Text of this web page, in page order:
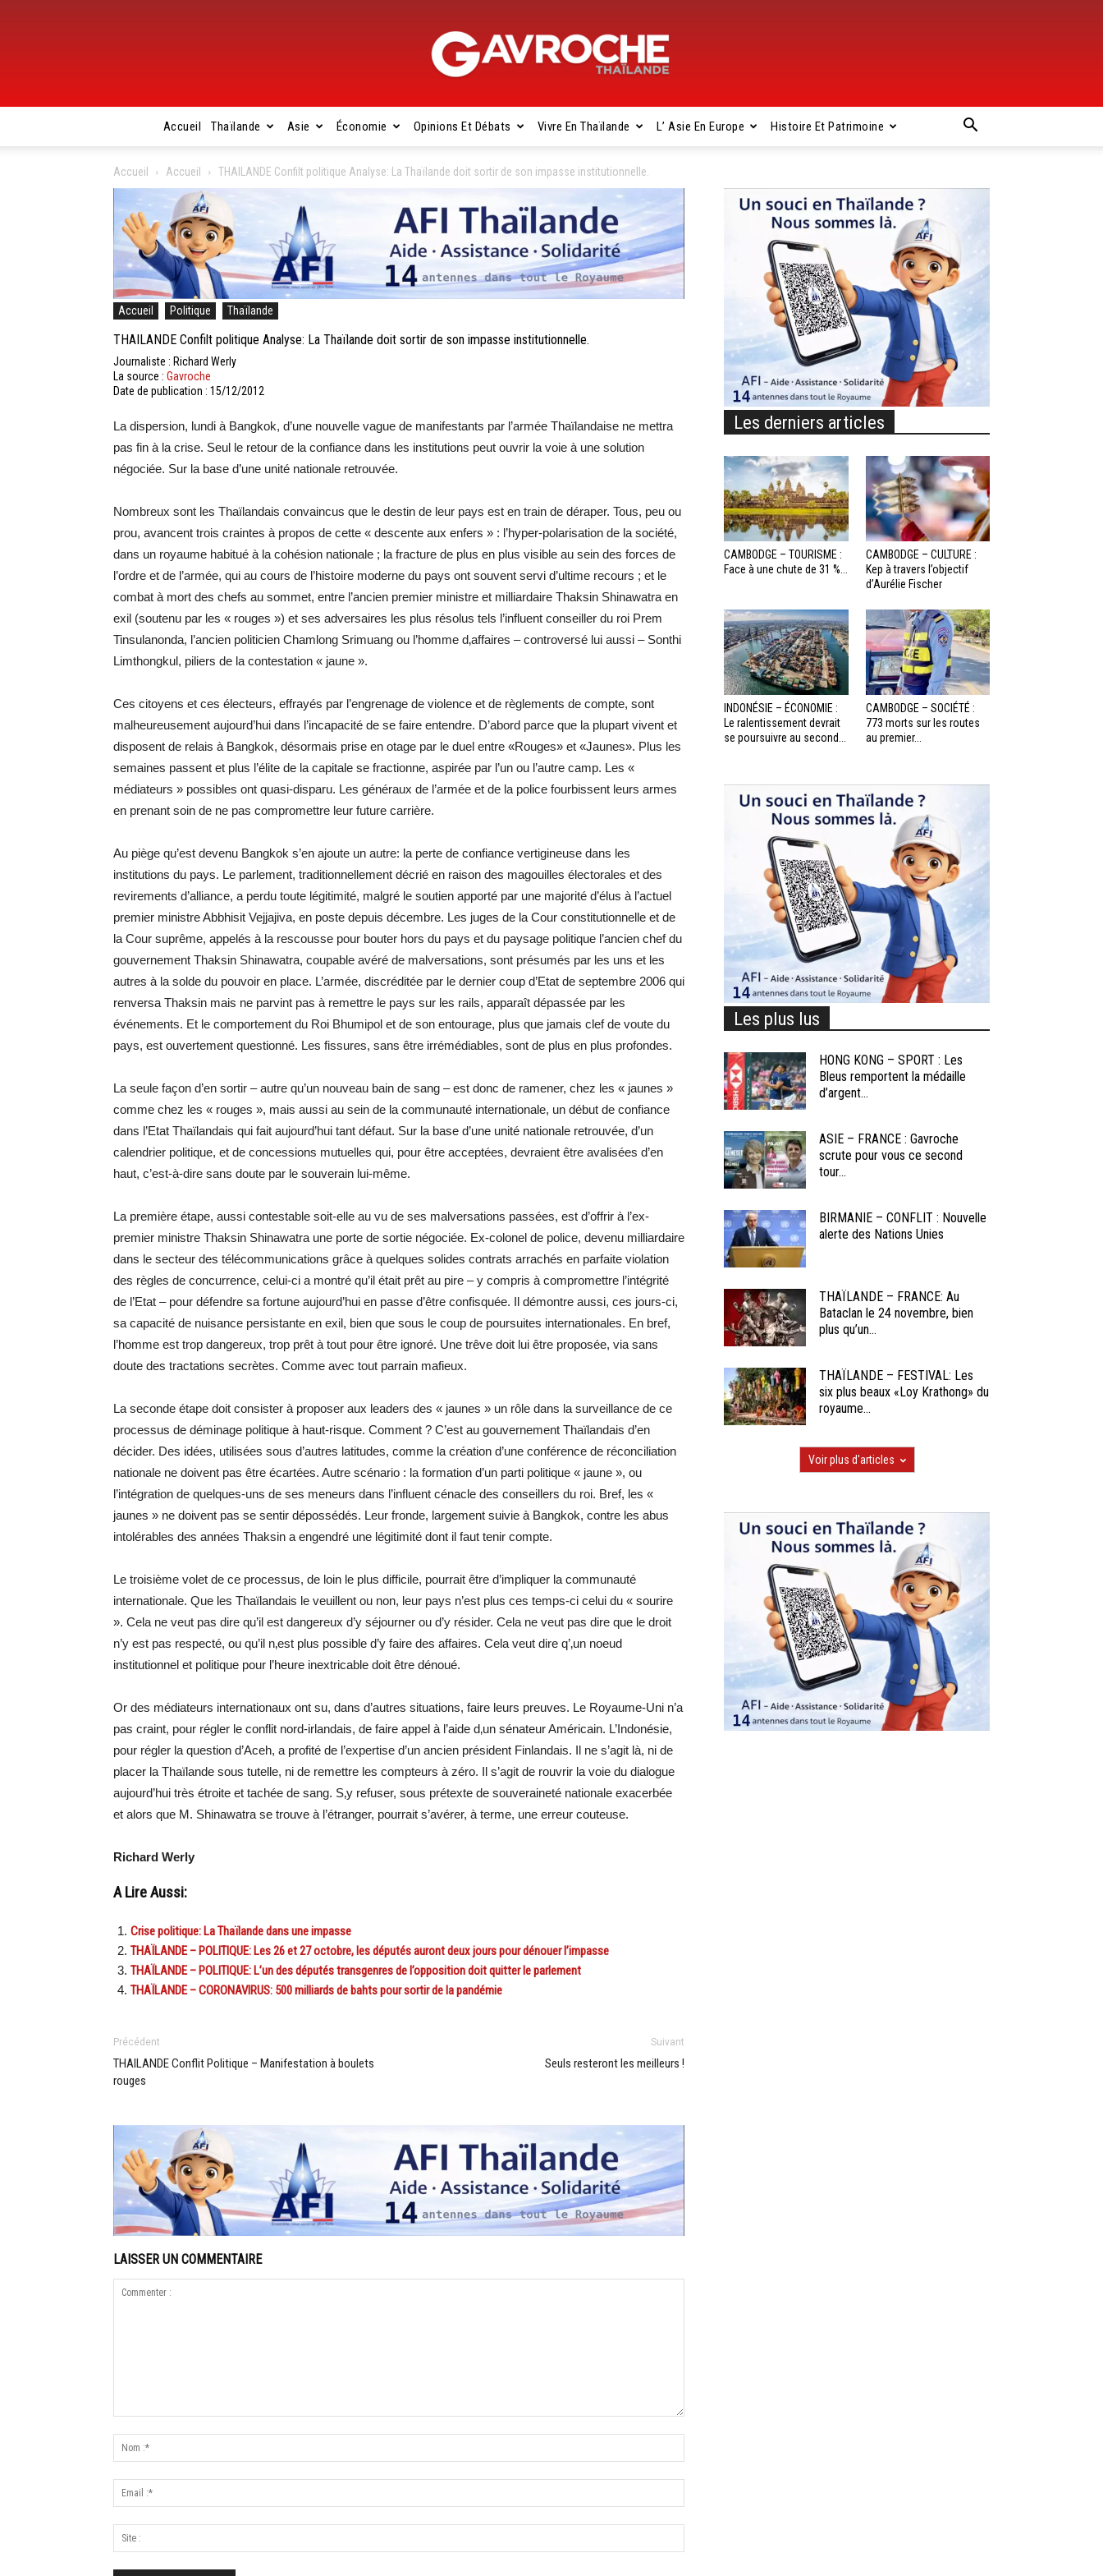
Gavroche
Thaïlande
Accueil Thaïlande Asie Économie Opinions Et Débats Vivre En Thaïlande L’ Asie En Europe Histoire Et Patrimoine
Accueil Accueil THAILANDE Confilt politique Analyse: La Thaïlande doit sortir de son impasse institutionnelle.
Accueil Politique Thaïlande
THAILANDE Confilt politique Analyse: La Thaïlande doit sortir de son impasse institutionnelle.
Journaliste : Richard Werly
La source : Gavroche
Date de publication : 15/12/2012
La dispersion, lundi à Bangkok, d’une nouvelle vague de manifestants par l’armée Thaïlandaise ne mettra
pas fin à la crise. Seul le retour de la confiance dans les institutions peut ouvrir la voie à une solution
négociée. Sur la base d’une unité nationale retrouvée.
Nombreux sont les Thaïlandais convaincus que le destin de leur pays est en train de déraper. Tous, peu ou
prou, avancent trois craintes à propos de cette « descente aux enfers » : l’hyper-polarisation de la société,
dans un royaume habitué à la cohésion nationale ; la fracture de plus en plus visible au sein des forces de
l’ordre et de l’armée, qui au cours de l’histoire moderne du pays ont souvent servi d’ultime recours ; et le
combat à mort des chefs au sommet, entre l’ancien premier ministre et milliardaire Thaksin Shinawatra en
exil (soutenu par les « rouges ») et ses adversaires les plus résolus tels l’influent conseiller du roi Prem
Tinsulanonda, l’ancien politicien Chamlong Srimuang ou l’homme d‚affaires – controversé lui aussi – Sonthi
Limthongkul, piliers de la contestation « jaune ».
Ces citoyens et ces électeurs, effrayés par l’engrenage de violence et de règlements de compte, sont
malheureusement aujourd’hui dans l’incapacité de se faire entendre. D’abord parce que la plupart vivent et
disposent de relais à Bangkok, désormais prise en otage par le duel entre «Rouges» et «Jaunes». Plus les
semaines passent et plus l’élite de la capitale se fractionne, aspirée par l’un ou l’autre camp. Les «
médiateurs » possibles ont quasi-disparu. Les généraux de l’armée et de la police fourbissent leurs armes
en prenant soin de ne pas compromettre leur future carrière.
Au piège qu’est devenu Bangkok s’en ajoute un autre: la perte de confiance vertigineuse dans les
institutions du pays. Le parlement, traditionnellement décrié en raison des magouilles électorales et des
revirements d’alliance, a perdu toute légitimité, malgré le soutien apporté par une majorité d’élus à l’actuel
premier ministre Abbhisit Vejjajiva, en poste depuis décembre. Les juges de la Cour constitutionnelle et de
la Cour suprême, appelés à la rescousse pour bouter hors du pays et du paysage politique l’ancien chef du
gouvernement Thaksin Shinawatra, coupable avéré de malversations, sont présumés par les uns et les
autres à la solde du pouvoir en place. L’armée, discréditée par le dernier coup d’Etat de septembre 2006 qui
renversa Thaksin mais ne parvint pas à remettre le pays sur les rails, apparaît dépassée par les
événements. Et le comportement du Roi Bhumipol et de son entourage, plus que jamais clef de voute du
pays, est ouvertement questionné. Les fissures, sans être irrémédiables, sont de plus en plus profondes.
La seule façon d’en sortir – autre qu’un nouveau bain de sang – est donc de ramener, chez les « jaunes »
comme chez les « rouges », mais aussi au sein de la communauté internationale, un début de confiance
dans l’Etat Thaïlandais qui fait aujourd’hui tant défaut. Sur la base d’une unité nationale retrouvée, d’un
calendrier politique, et de concessions mutuelles qui, pour être acceptées, devraient être avalisées d’en
haut, c’est-à-dire sans doute par le souverain lui-même.
La première étape, aussi contestable soit-elle au vu de ses malversations passées, est d’offrir à l’ex-
premier ministre Thaksin Shinawatra une porte de sortie négociée. Ex-colonel de police, devenu milliardaire
dans le secteur des télécommunications grâce à quelques solides contrats arrachés en parfaite violation
des règles de concurrence, celui-ci a montré qu’il était prêt au pire – y compris à compromettre l’intégrité
de l’Etat – pour défendre sa fortune aujourd’hui en passe d’être confisquée. Il démontre aussi, ces jours-ci,
sa capacité de nuisance persistante en exil, bien que sous le coup de poursuites internationales. En bref,
l’homme est trop dangereux, trop prêt à tout pour être ignoré. Une trêve doit lui être proposée, via sans
doute des tractations secrètes. Comme avec tout parrain mafieux.
La seconde étape doit consister à proposer aux leaders des « jaunes » un rôle dans la surveillance de ce
processus de déminage politique à haut-risque. Comment ? C’est au gouvernement Thaïlandais d’en
décider. Des idées, utilisées sous d’autres latitudes, comme la création d’une conférence de réconciliation
nationale ne doivent pas être écartées. Autre scénario : la formation d’un parti politique « jaune », ou
l’intégration de quelques-uns de ses meneurs dans l’influent cénacle des conseillers du roi. Bref, les «
jaunes » ne doivent pas se sentir dépossédés. Leur fronde, largement suivie à Bangkok, contre les abus
intolérables des années Thaksin a engendré une légitimité dont il faut tenir compte.
Le troisième volet de ce processus, de loin le plus difficile, pourrait être d’impliquer la communauté
internationale. Que les Thaïlandais le veuillent ou non, leur pays n’est plus ces temps-ci celui du « sourire
». Cela ne veut pas dire qu’il est dangereux d’y séjourner ou d’y résider. Cela ne veut pas dire que le droit
n’y est pas respecté, ou qu’il n‚est plus possible d’y faire des affaires. Cela veut dire q’‚un noeud
institutionnel et politique pour l’heure inextricable doit être dénoué.
Or des médiateurs internationaux ont su, dans d’autres situations, faire leurs preuves. Le Royaume-Uni n’a
pas craint, pour régler le conflit nord-irlandais, de faire appel à l’aide d‚un sénateur Américain. L’Indonésie,
pour régler la question d’Aceh, a profité de l’expertise d’un ancien président Finlandais. Il ne s’agit là, ni de
placer la Thaïlande sous tutelle, ni de remettre les compteurs à zéro. Il s’agit de rouvrir la voie du dialogue
aujourd’hui très étroite et tachée de sang. S‚y refuser, sous prétexte de souveraineté nationale exacerbée
et alors que M. Shinawatra se trouve à l’étranger, pourrait s’avérer, à terme, une erreur couteuse.
Richard Werly
A Lire Aussi:
Crise politique: La Thaïlande dans une impasse
THAÏLANDE – POLITIQUE: Les 26 et 27 octobre, les députés auront deux jours pour dénouer l’impasse
THAÏLANDE – POLITIQUE: L’un des députés transgenres de l’opposition doit quitter le parlement
THAÏLANDE – CORONAVIRUS: 500 milliards de bahts pour sortir de la pandémie
Précédent
THAILANDE Conflit Politique – Manifestation à boulets
rouges
Suivant
Seuls resteront les meilleurs !
LAISSER UN COMMENTAIRE
Les derniers articles
CAMBODGE – TOURISME :
Face à une chute de 31 %...
CAMBODGE – CULTURE :
Kep à travers l’objectif
d’Aurélie Fischer
INDONÉSIE – ÉCONOMIE :
Le ralentissement devrait
se poursuivre au second...
CAMBODGE – SOCIÉTÉ :
773 morts sur les routes
au premier...
Les plus lus
HONG KONG – SPORT : Les
Bleus remportent la médaille
d’argent...
ASIE – FRANCE : Gavroche
scrute pour vous ce second
tour...
BIRMANIE – CONFLIT : Nouvelle
alerte des Nations Unies
THAÏLANDE – FRANCE: Au
Bataclan le 24 novembre, bien
plus qu’un...
THAÏLANDE – FESTIVAL: Les
six plus beaux «Loy Krathong» du
royaume...
Voir plus d'articles